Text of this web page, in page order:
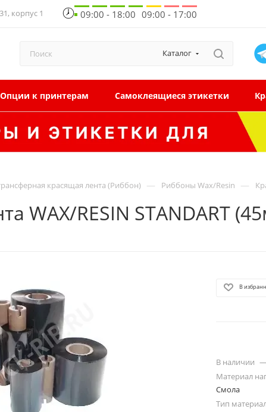
корпус 1 09:00 - 18:00 09:00 - 17:00
Каталог
Опции к принтерам Самоклеящиеся этикетки
красящая лента (Риббон) — Риббоны Wax/Resin —
WAX/RESIN STANDART
В
В наличии
Материал
Смола
Тип